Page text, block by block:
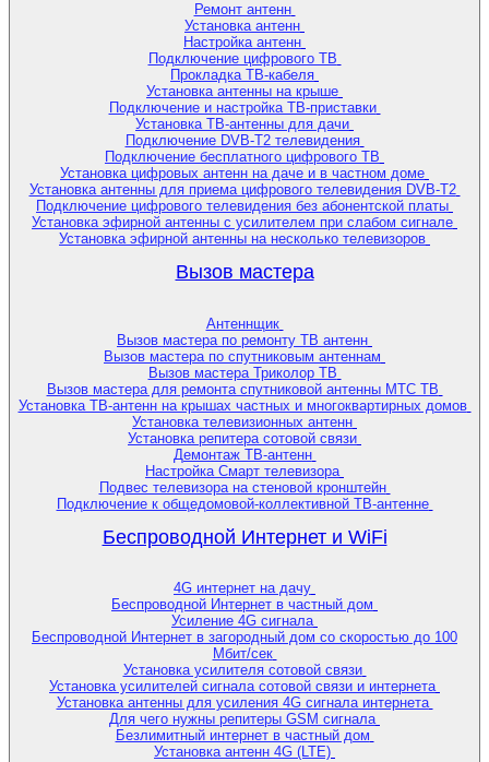
Ремонт антенн
Установка антенн
Настройка антенн
Подключение цифрового ТВ
Прокладка ТВ-кабеля
Установка антенны на крыше
Подключение и настройка ТВ-приставки
Установка ТВ-антенны для дачи
Подключение DVB-T2 телевидения
Подключение бесплатного цифрового ТВ
Установка цифровых антенн на даче и в частном доме
Установка антенны для приема цифрового телевидения DVB-T2
Подключение цифрового телевидения без абонентской платы
Установка эфирной антенны с усилителем при слабом сигнале
Установка эфирной антенны на несколько телевизоров
Вызов мастера
Антеннщик
Вызов мастера по ремонту ТВ антенн
Вызов мастера по спутниковым антеннам
Вызов мастера Триколор ТВ
Вызов мастера для ремонта спутниковой антенны МТС ТВ
Установка ТВ-антенн на крышах частных и многоквартирных домов
Установка телевизионных антенн
Установка репитера сотовой связи
Демонтаж ТВ-антенн
Настройка Смарт телевизора
Подвес телевизора на стеновой кронштейн
Подключение к общедомовой-коллективной ТВ-антенне
Беспроводной Интернет и WiFi
4G интернет на дачу
Беспроводной Интернет в частный дом
Усиление 4G сигнала
Беспроводной Интернет в загородный дом со скоростью до 100
Мбит/сек
Установка усилителя сотовой связи
Установка усилителей сигнала сотовой связи и интернета
Установка антенны для усиления 4G сигнала интернета
Для чего нужны репитеры GSM сигнала
Безлимитный интернет в частный дом
Установка антенн 4G (LTE)